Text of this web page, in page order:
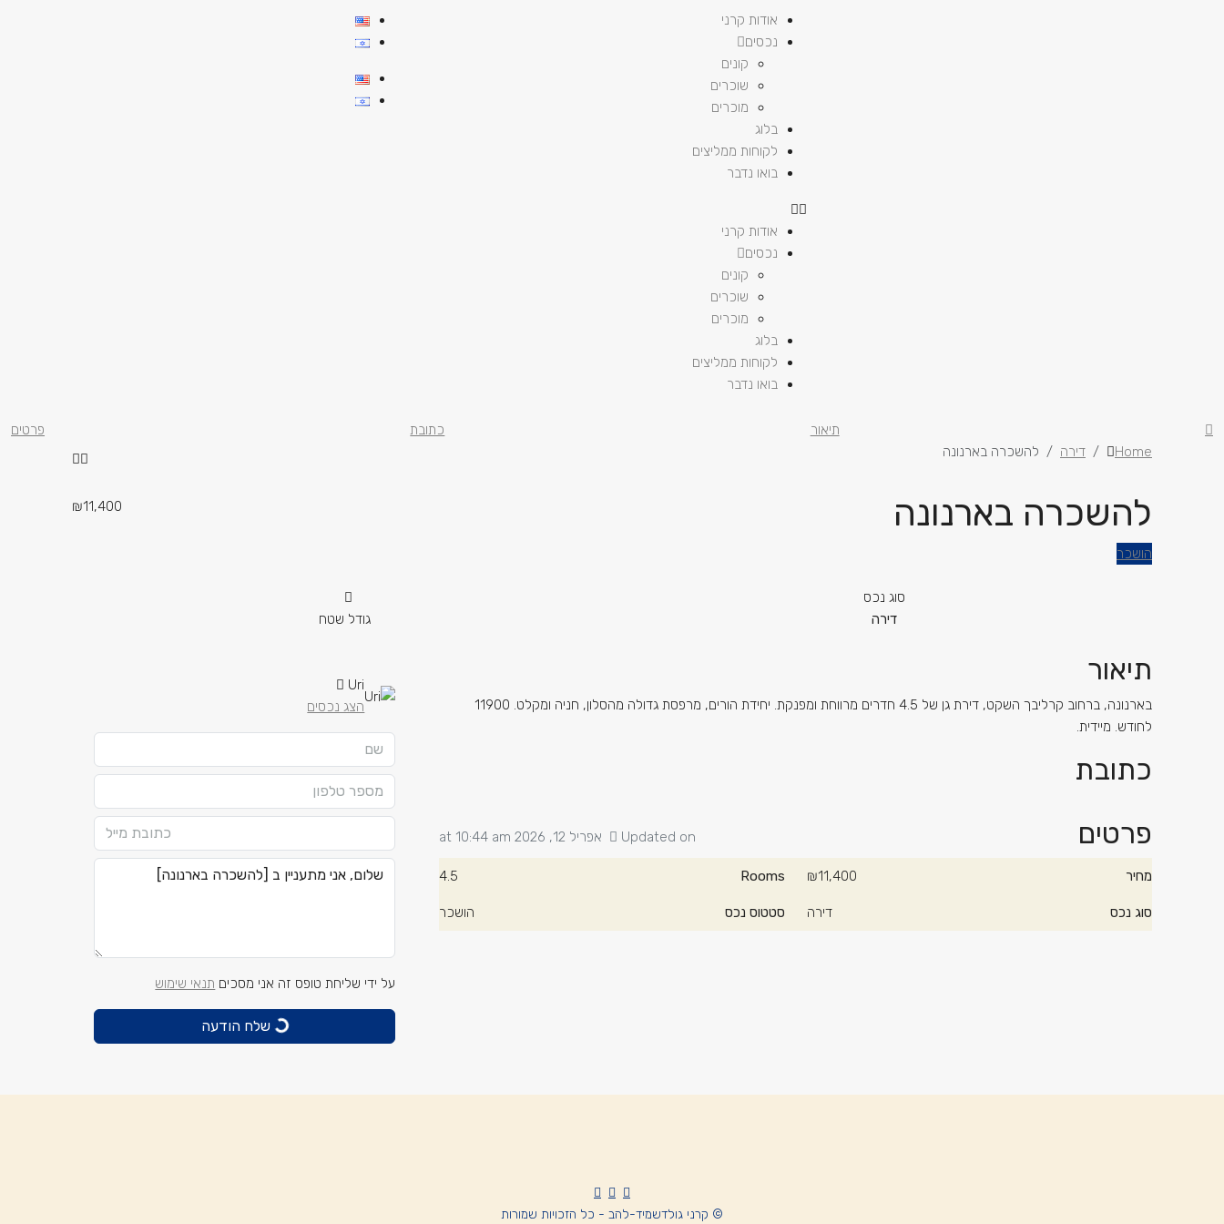
אודות קרני
נכסים
קונים
שוכרים
מוכרים
בלוג
לקוחות ממליצים
בואו נדבר
אודות קרני
נכסים
קונים
שוכרים
מוכרים
בלוג
לקוחות ממליצים
בואו נדבר
תיאור כתובת
פרטים
Home
דירה להשכרה בארנונה
להשכרה בארנונה
הושכר
₪11,400
סוג נכס
דירה
גודל שטח
תיאור
בארנונה, ברחוב קרליבך השקט, דירת גן של 4.5 חדרים מרווחת ומפנקת. יחידת הורים, מרפסת גדולה מהסלון, חניה ומקלט. 11900
לחודש. מיידית.
כתובת
פרטים
Updated on אפריל 12, 2026 at 10:44 am
מחיר ₪11,400
Rooms
4.5
סוג נכס דירה סטטוס נכס הושכר
Uri
הצג נכסים
על ידי שליחת טופס זה אני מסכים תנאי שימוש
שלח הודעה
© קרני גולדשמיד-להב - כל הזכויות שמורות